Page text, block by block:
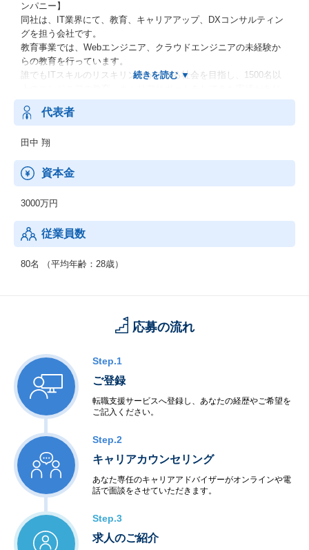
ンパニー】
同社は、IT業界にて、教育、キャリアアップ、DXコンサルティン
グを担う会社です。
教育事業では、Webエンジニア、クラウドエンジニアの未経験か
らの教育を行っています。
誰でもITスキルのリスキリングができる社会を目指し、1500名以
ます。
運営するITスクール『KADODE Academy』は、toB、toCにも展開
キャリアサポートでは、功績が認められSalesforce社から日本で3
社のみのパートナー資格認定をいただいております。
その結果、フリーランス支援の『KADODE Freelance』や、エン
ジニアに特化したキャリア支援をする『KADODE Career』など自
社サービスも躍進しております。
♦IT教育事業／キャリアアップ支援事業／システム企画・受託開発
／DXコンサルティング事業
代表者
田中 翔
資本金
3000万円
従業員数
80名 （平均年齢：28歳）
応募の流れ
Step.1
ご登録
転職支援サービスへ登録し、あなたの経歴やご希望を
ご記入ください。
Step.2
キャリアカウンセリング
あなた専任のキャリアアドバイザーがオンラインや電
話で面談をさせていただきます。
Step.3
求人のご紹介